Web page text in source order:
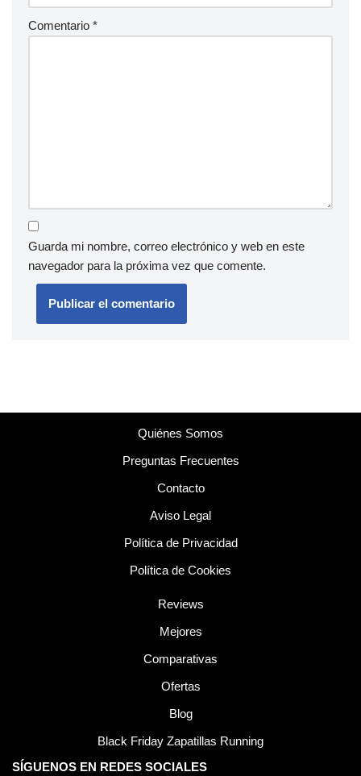
Comentario *
Guarda mi nombre, correo electrónico y web en este
navegador para la próxima vez que comente.
Quiénes Somos
Preguntas Frecuentes
Contacto
Aviso Legal
Política de Privacidad
Política de Cookies
Reviews
Mejores
Comparativas
Ofertas
Blog
Black Friday Zapatillas Running
SÍGUENOS EN REDES SOCIALES